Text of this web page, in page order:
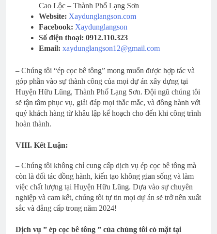
Cao Lộc – Thành Phố Lạng Sơn
Website: Xaydunglangson.com
Facebook: Xaydunglangson
Số điện thoại: 0912.110.323
Email: xaydunglangson12@gmail.com
– Chúng tôi “ép cọc bê tông” mong muốn được hợp tác và
góp phần vào sự thành công của mọi dự án xây dựng tại
Huyện Hữu Lũng, Thành Phố Lạng Sơn. Đội ngũ chúng tôi
sẽ tận tâm phục vụ, giải đáp mọi thắc mắc, và đồng hành với
quý khách hàng từ khâu lập kế hoạch cho đến khi công trình
hoàn thành.
VIII. Kết Luận:
– Chúng tôi không chỉ cung cấp dịch vụ ép cọc bê tông mà
còn là đối tác đồng hành, kiến tạo không gian sống và làm
việc chất lượng tại Huyện Hữu Lũng. Dựa vào sự chuyên
nghiệp và cam kết, chúng tôi tự tin mọi dự án sẽ trở nên xuất
sắc và đẳng cấp trong năm 2024!
Dịch vụ ” ép cọc bê tông ” của chúng tôi có mặt tại